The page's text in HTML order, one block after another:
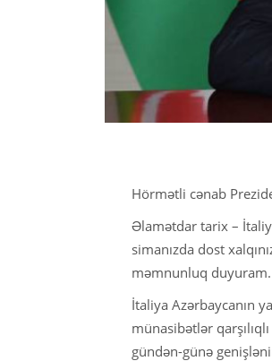
Hörmətli cənab
Əlamətdar tarix –
simanızda dost
məmnunluq duyuram.
İtaliya Azərbaycanın
münasibətlər
gündən-günə